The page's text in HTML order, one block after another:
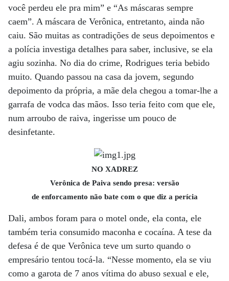
você perdeu ele pra mim” e “As máscaras sempre
caem”. A máscara de Verônica, entretanto, ainda não
caiu. São muitas as contradições de seus depoimentos e
a polícia investiga detalhes para saber, inclusive, se ela
agiu sozinha. No dia do crime, Rodrigues teria bebido
muito. Quando passou na casa da jovem, segundo
depoimento da própria, a mãe dela chegou a tomar-lhe a
garrafa de vodca das mãos. Isso teria feito com que ele,
num arroubo de raiva, ingerisse um pouco de
desinfetante.
NO XADREZ
Verônica de Paiva sendo presa: versão
de enforcamento não bate com o que diz a perícia
Dali, ambos foram para o motel onde, ela conta, ele
também teria consumido maconha e cocaína. A tese da
defesa é de que Verônica teve um surto quando o
empresário tentou tocá-la. “Nesse momento, ela se viu
como a garota de 7 anos vítima do abuso sexual e ele,